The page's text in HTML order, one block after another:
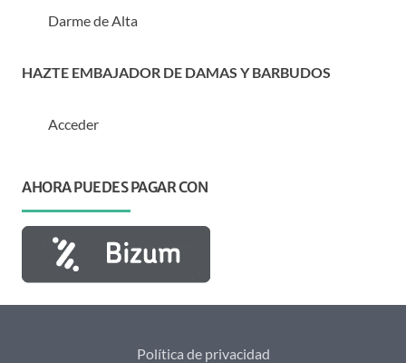
Darme de Alta
HAZTE EMBAJADOR DE DAMAS Y BARBUDOS
Acceder
AHORA PUEDES PAGAR CON
Política de privacidad